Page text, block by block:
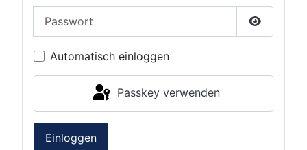
Passwort
Automatisch einloggen
Passkey verwenden
Einloggen